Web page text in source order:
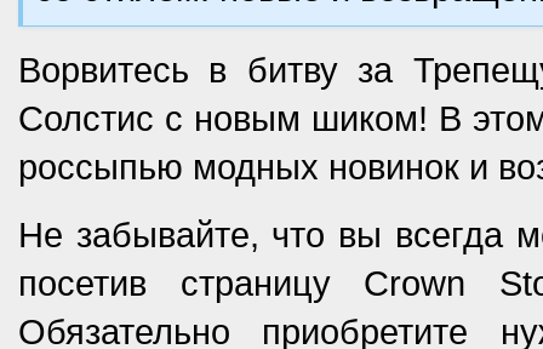
Ворвитесь в битву за
Солстис с новым шиком! В
россыпью модных новинок и
Не забывайте, что вы всегда
посетив страницу Crown
Обязательно приобретите